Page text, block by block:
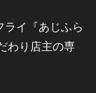
ライ『あじふら
わり店主の専